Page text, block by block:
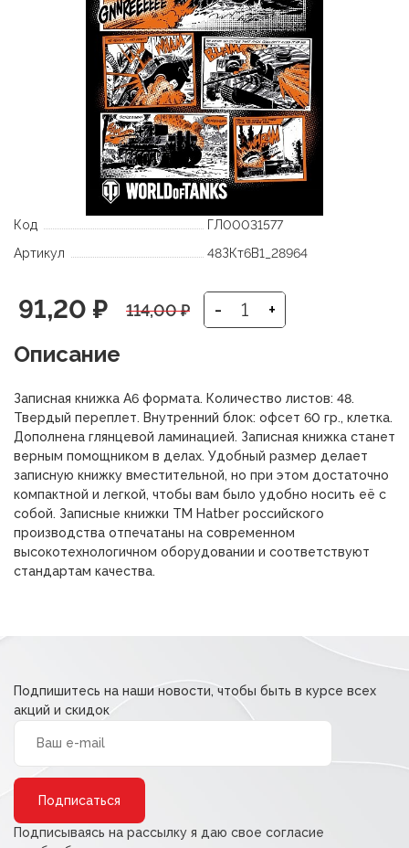
Код
ГЛ00031577
Артикул
48ЗКт6В1_28964
114,00₽
Первоначальная
цена
составляла
114,00 ₽.
91,20 ₽
Текущая
цена:
91,20 ₽.
- +
Описание
Записная книжка А6 формата. Количество листов: 48.
Твердый переплет. Внутренний блок: офсет 60 гр., клетка.
Дополнена глянцевой ламинацией. Записная книжка станет
верным помощником в делах. Удобный размер делает
записную книжку вместительной, но при этом достаточно
компактной и легкой, чтобы вам было удобно носить её с
собой. Записные книжки ТМ Hatber российского
производства отпечатаны на современном
высокотехнологичном оборудовании и соответствуют
стандартам качества.
Подпишитесь на наши новости, чтобы быть в курсе всех
акций и скидок
Подписываясь на рассылку я даю свое согласие